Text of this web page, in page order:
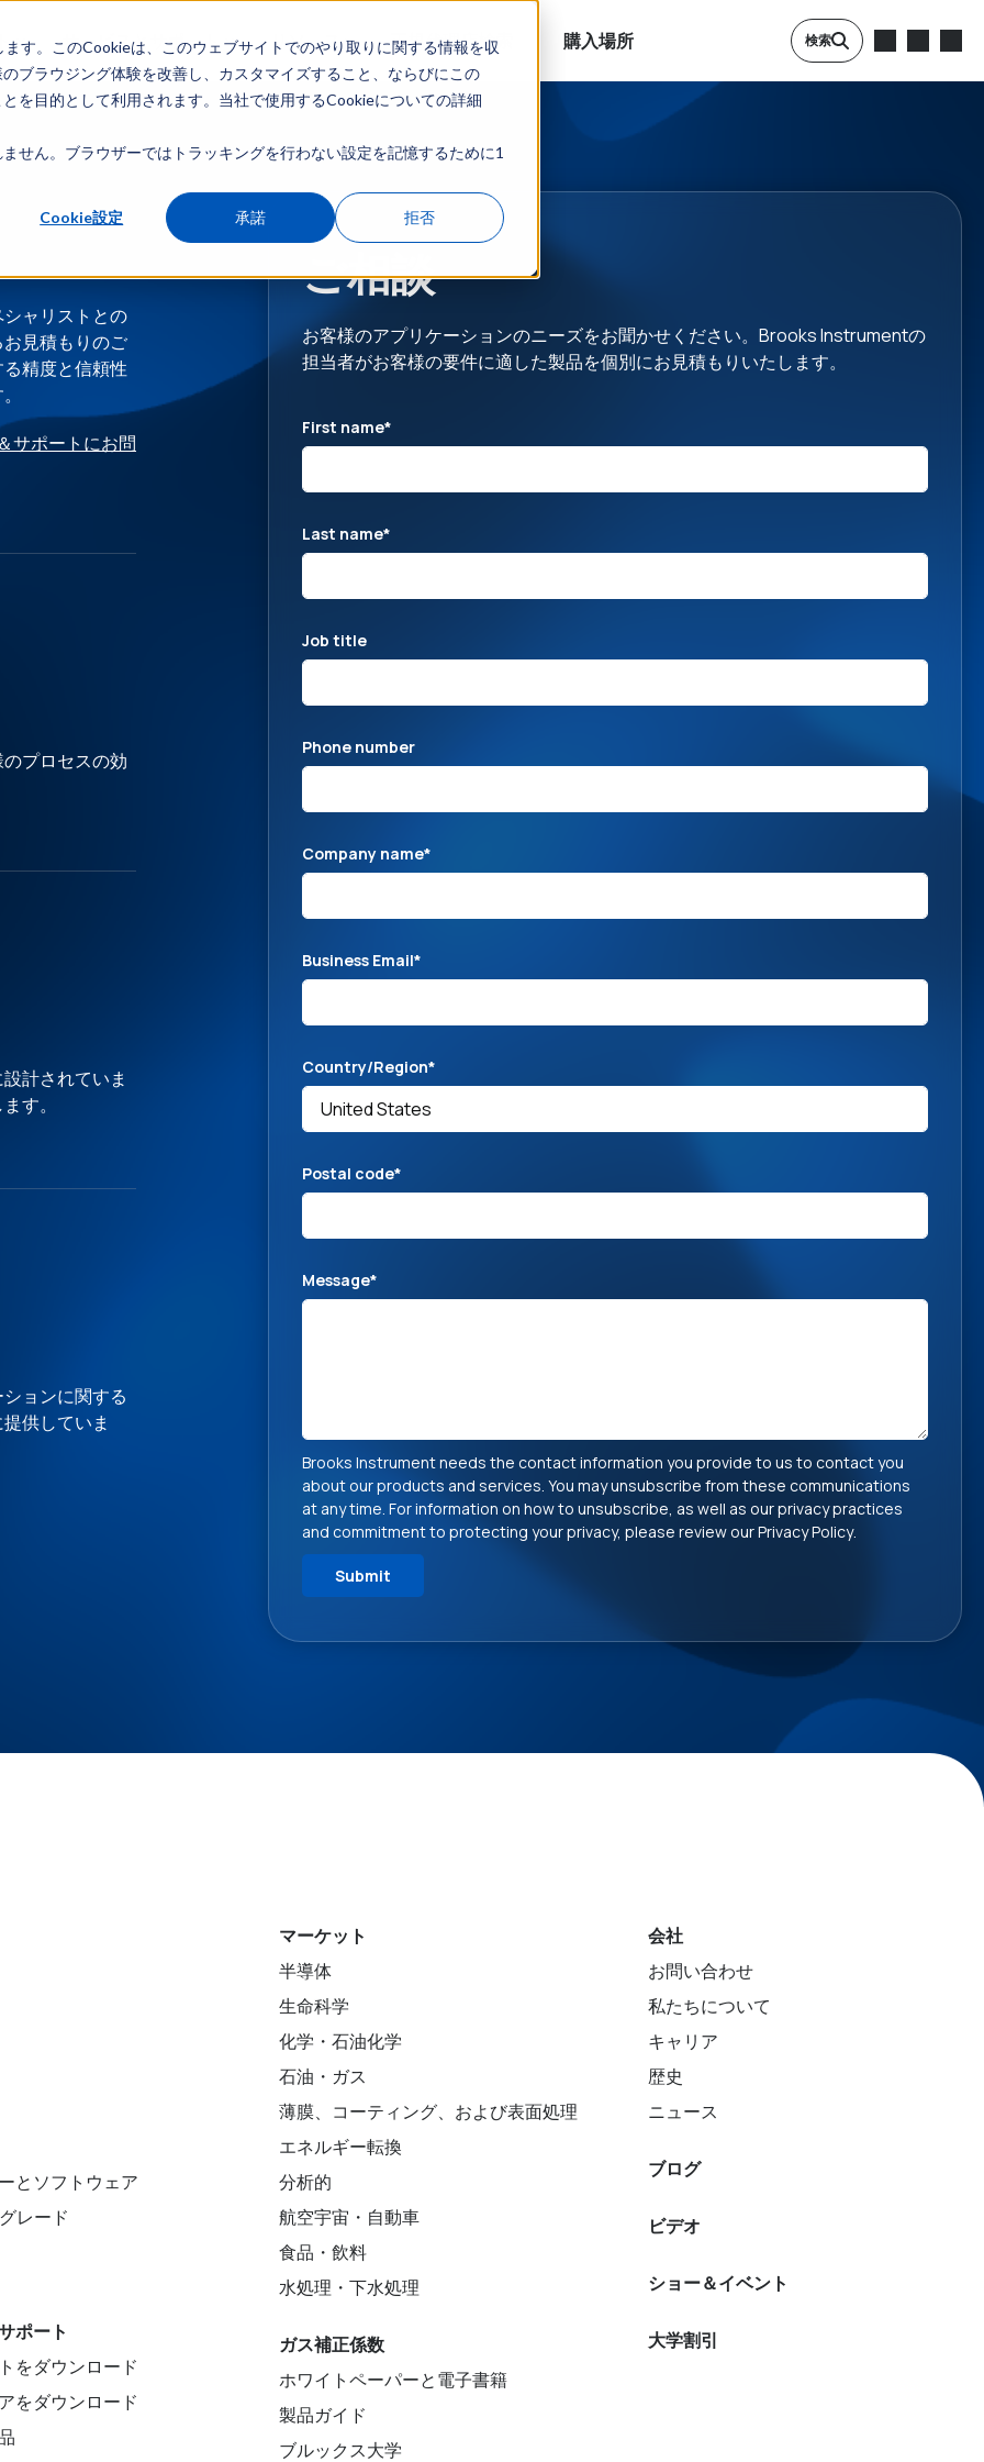
す。このCookieは、このウェブサイトでのやり取りに関する情報を収
ブラウジング体験を改善し、カスタマイズすること、ならびにこの
を目的として利用されます。当社で使用するCookieについての詳細
せん。ブラウザーではトラッキングを行わない設定を記憶するために1
Cookie設定 承諾 拒否
サービスとサポート リソース 正規代理店検索 購入場所 検索
ャリストとの
見積もりのご
精度と信頼性
サポートにお問
プロセスの効
計されていま
す。
ョンに関する
供していま
ご相談
お客様のアプリケーションのニーズをお聞かせください。Brooks Instrumentの
担当者がお客様の要件に適した製品を個別にお見積もりいたします。
First name*
Last name*
Job title
Phone number
Company name*
Business Email*
Country/Region*
Postal code*
Message*
Brooks Instrument needs the contact information you provide to us to contact you
about our products and services. You may unsubscribe from these communications
at any time. For information on how to unsubscribe, as well as our privacy practices
and commitment to protecting your privacy, please review ourPrivacy Policy.
とソフトウェア
レード
ポート
をダウンロード
をダウンロード
マーケット
半導体
生命科学
化学・石油化学
石油・ガス
薄膜、コーティング、および表面処理
エネルギー転換
分析的
航空宇宙・自動車
食品・飲料
水処理・下水処理
ガス補正係数
ホワイトペーパーと電子書籍
製品ガイド
ブルックス大学
会社
お問い合わせ
私たちについて
キャリア
歴史
ニュース
ブログ
ビデオ
ショー＆イベント
大学割引